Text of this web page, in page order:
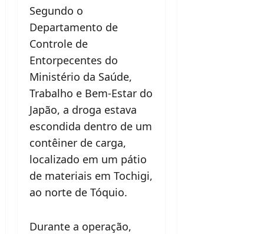
Segundo o
Departamento de
Controle de
Entorpecentes do
Ministério da Saúde,
Trabalho e Bem-Estar do
Japão, a droga estava
escondida dentro de um
contêiner de carga,
localizado em um pátio
de materiais em Tochigi,
ao norte de Tóquio.
Durante a operação,